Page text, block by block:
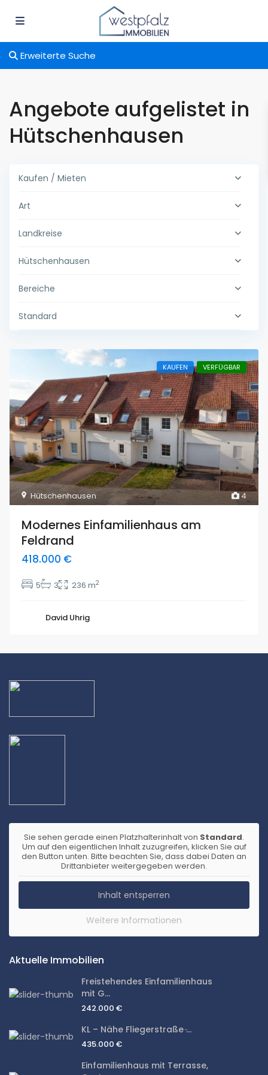
Erweiterte Suche
Angebote aufgelistet in
Hütschenhausen
Kaufen / Mieten
Art
Landkreise
Hütschenhausen
Bereiche
Standard
4
Hütschenhausen
KAUFEN VERFÜGBAR
Modernes Einfamilienhaus am
Feldrand
418.000 €
5 3 236 m2
David Uhrig
Sie sehen gerade einen Platzhalterinhalt von Standard.
Um auf den eigentlichen Inhalt zuzugreifen, klicken Sie auf
den Button unten. Bitte beachten Sie, dass dabei Daten an
Drittanbieter weitergegeben werden.
Inhalt entsperren
Weitere Informationen
Aktuelle Immobilien
Freistehendes Einfamilienhaus
mit G...
242.000 €
KL – Nähe Fliegerstraße ̵...
435.000 €
Einfamilienhaus mit Terrasse,